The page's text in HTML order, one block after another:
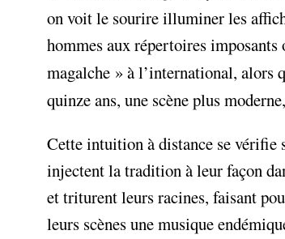
on voit le sourire illuminer les
hommes aux répertoires
magalche » à l’international, alors
quinze ans, une scène plus
Cette intuition à distance se vérifie
injectent la tradition à leur façon
et triturent leurs racines, faisant
leurs scènes une musique
PALIER 1